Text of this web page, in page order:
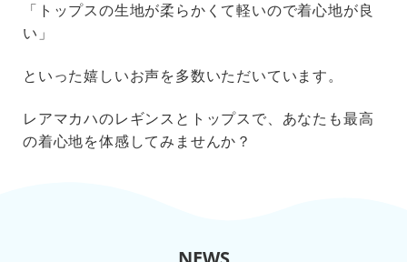
「トップスの生地が柔らかくて軽いので着心地が良
い」
といった嬉しいお声を多数いただいています。
レアマカハのレギンスとトップスで、あなたも最高
の着心地を体感してみませんか？